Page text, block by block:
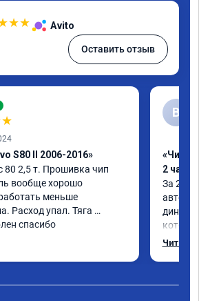
★★ Avito
Оставить отзыв
★
S80 II 2006-2016»
2,5 т. Прошивка чип
вообще хорошо
меньше
Расход упал. Тяга
спасибо
В
«Чип
2 часа»
За 2
230+
Читать